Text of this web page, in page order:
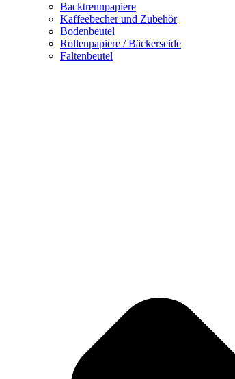
Backtrennpapiere
Kaffeebecher und Zubehör
Bodenbeutel
Rollenpapiere / Bäckerseide
Faltenbeutel